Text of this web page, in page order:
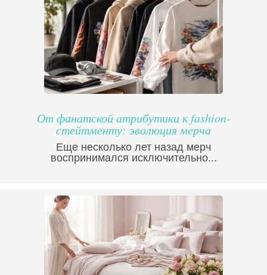
От фанатской атрибутики к fashion-
стейтменту: эволюция мерча
Еще несколько лет назад мерч
воспринимался исключительно...